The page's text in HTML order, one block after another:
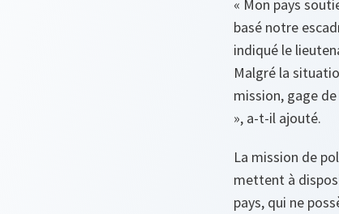
« Mon pays
basé notre
indiqué le
Malgré la
mission, gage
», a-t-il ajouté.
La mission de
mettent à
pays, qui ne